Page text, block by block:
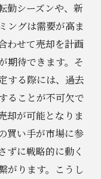
勤シーズンや、新
ングは需要が高ま
わせて売却を計画
期待できます。そ
する際には、過去
ることが不可欠で
却が可能となりま
買い手が市場に参
ずに戦略的に動く
がります。こうし